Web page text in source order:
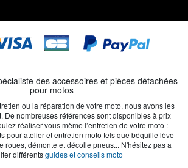
des accessoires et pièces détachées
pour motos
ou la réparation de votre moto, nous avons les
De nombreuses références sont disponibles à prix
réaliser vous même l’entretien de votre moto :
pour atelier et entretien moto tels que béquille lève
roues, démonte et décolle pneus... N'hésitez pas a
différentsguides et conseils moto